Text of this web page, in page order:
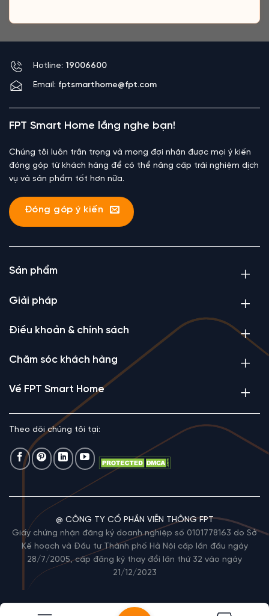
Hotline: 19006600
Email: fptsmarthome@fpt.com
FPT Smart Home lắng nghe bạn!
Chúng tôi luôn trân trọng và mong đợi nhận được mọi ý kiến
đóng góp từ khách hàng để có thể nâng cấp trải nghiệm dịch
vụ và sản phẩm tốt hơn nữa.
Đóng góp ý kiến
Sản phẩm
Giải pháp
Điều khoản & chính sách
Chăm sóc khách hàng
Về FPT Smart Home
Theo dõi chúng tôi tại:
@ CÔNG TY CỔ PHẦN VIỄN THÔNG FPT
Giấy chứng nhận đăng ký doanh nghiệp số 0101778163 do Sở
Kế hoạch và Đầu tư Thành phố Hà Nội cấp lần đầu ngày
28/7/2005, cấp đăng ký thay đổi lần thứ 32 vào ngày
21/12/2023